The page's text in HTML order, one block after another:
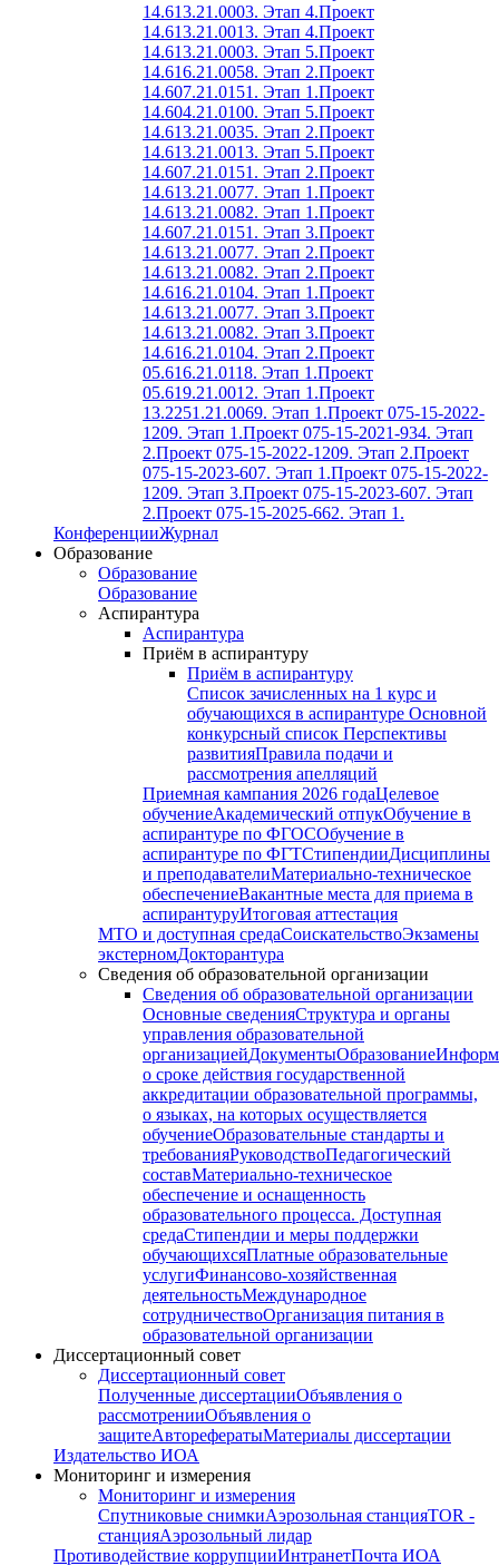
14.613.21.0003. Этап 4.Проект
14.613.21.0013. Этап 4.Проект
14.613.21.0003. Этап 5.Проект
14.616.21.0058. Этап 2.Проект
14.607.21.0151. Этап 1.Проект
14.604.21.0100. Этап 5.Проект
14.613.21.0035. Этап 2.Проект
14.613.21.0013. Этап 5.Проект
14.607.21.0151. Этап 2.Проект
14.613.21.0077. Этап 1.Проект
14.613.21.0082. Этап 1.Проект
14.607.21.0151. Этап 3.Проект
14.613.21.0077. Этап 2.Проект
14.613.21.0082. Этап 2.Проект
14.616.21.0104. Этап 1.Проект
14.613.21.0077. Этап 3.Проект
14.613.21.0082. Этап 3.Проект
14.616.21.0104. Этап 2.Проект
05.616.21.0118. Этап 1.Проект
05.619.21.0012. Этап 1.Проект
13.2251.21.0069. Этап 1.Проект 075-15-2022-
1209. Этап 1.Проект 075-15-2021-934. Этап
2.Проект 075-15-2022-1209. Этап 2.Проект
075-15-2023-607. Этап 1.Проект 075-15-2022-
1209. Этап 3.Проект 075-15-2023-607. Этап
2.Проект 075-15-2025-662. Этап 1.
КонференцииЖурнал
Образование
Образование
Образование
Аспирантура
Аспирантура
Приём в аспирантуру
Приём в аспирантуру
Список зачисленных на 1 курс и
обучающихся в аспирантуре Основной
конкурсный список Перспективы
развитияПравила подачи и
рассмотрения апелляций
Приемная кампания 2026 годаЦелевое
обучениеАкадемический отпукОбучение в
аспирантуре по ФГОСОбучение в
аспирантуре по ФГТСтипендииДисциплины
и преподавателиМатериально-техническое
обеспечениеВакантные места для приема в
аспирантуруИтоговая аттестация
МТО и доступная средаСоискательствоЭкзамены
экстерномДокторантура
Сведения об образовательной организации
Сведения об образовательной организации
Основные сведенияСтруктура и органы
управления образовательной
организациейДокументыОбразование
о сроке действия государственной
аккредитации образовательной программы,
о языках, на которых осуществляется
обучениеОбразовательные стандарты и
требованияРуководствоПедагогический
составМатериально-техническое
обеспечение и оснащенность
образовательного процесса. Доступная
средаСтипендии и меры поддержки
обучающихсяПлатные образовательные
услугиФинансово-хозяйственная
деятельностьМеждународное
сотрудничествоОрганизация питания в
образовательной организации
Диссертационный совет
Диссертационный совет
Полученные диссертацииОбъявления о
рассмотренииОбъявления о
защитеАвторефератыМатериалы диссертации
Издательство ИОА
Мониторинг и измерения
Мониторинг и измерения
Спутниковые снимкиАэрозольная станцияTOR -
станцияАэрозольный лидар
Противодействие коррупцииИнтранетПочта ИОА